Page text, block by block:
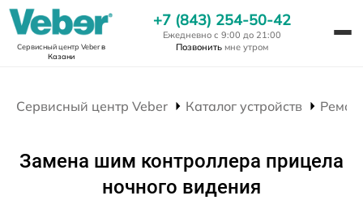
Сервисный центр Veberв
Казани
+7 (843) 254-50-42
Ежедневно с 9:00 до 21:00
Позвонить мне утром
Сервисный центр Veber Каталог устройств
Замена шим контроллера прицела
ночного видения